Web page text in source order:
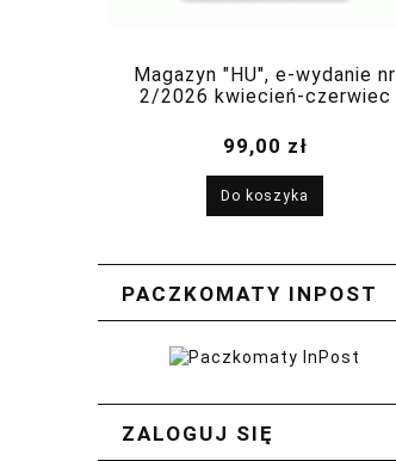
Magazyn "HU", e-wydanie nr
2/2026 kwiecień-czerwiec
99,00 zł
Do koszyka
PACZKOMATY INPOST
ZALOGUJ SIĘ